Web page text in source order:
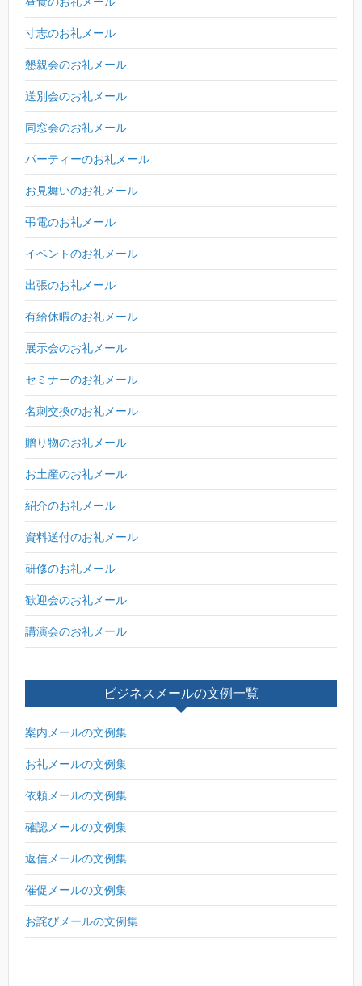
寸志のお礼メール
懇親会のお礼メール
送別会のお礼メール
同窓会のお礼メール
パーティーのお礼メール
お見舞いのお礼メール
弔電のお礼メール
イベントのお礼メール
出張のお礼メール
有給休暇のお礼メール
展示会のお礼メール
セミナーのお礼メール
名刺交換のお礼メール
贈り物のお礼メール
お土産のお礼メール
紹介のお礼メール
資料送付のお礼メール
研修のお礼メール
歓迎会のお礼メール
講演会のお礼メール
ビジネスメールの文例一覧
案内メールの文例集
お礼メールの文例集
依頼メールの文例集
確認メールの文例集
返信メールの文例集
催促メールの文例集
お詫びメールの文例集